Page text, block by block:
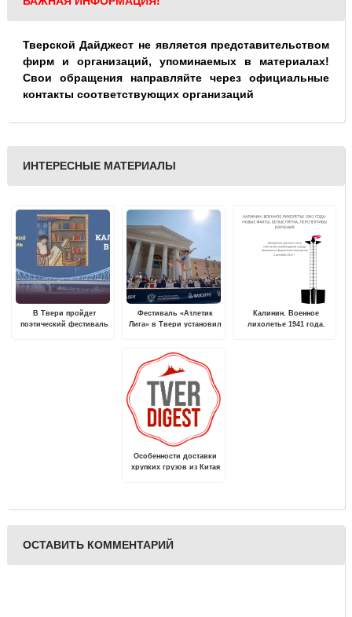
Тверской Дайджест не является представительством
фирм и организаций, упоминаемых в материалах!
Свои обращения направляйте через официальные
контакты соответствующих организаций
ИНТЕРЕСНЫЕ МАТЕРИАЛЫ
В Твери пройдет
поэтический фестиваль
Фестиваль «Атлетик
Лига» в Твери установил
Калинин. Военное
лихолетье 1941 года.
Особенности доставки
хрупких грузов из Китая
ОСТАВИТЬ КОММЕНТАРИЙ